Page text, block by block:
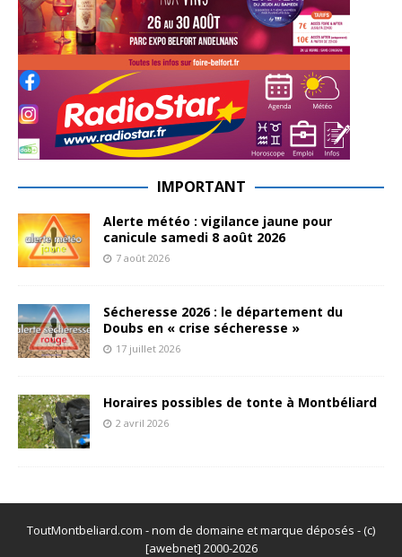
IMPORTANT
Alerte météo : vigilance jaune pour
canicule samedi 8 août 2026
7 août 2026
Sécheresse 2026 : le département du
Doubs en « crise sécheresse »
17 juillet 2026
Horaires possibles de tonte à Montbéliard
2 avril 2026
ToutMontbeliard.com - nom de domaine et marque déposés - (c)
[awebnet] 2000-2026